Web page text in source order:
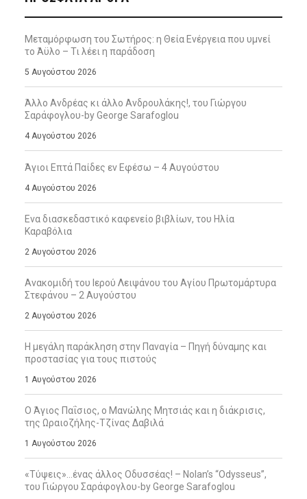
Μεταμόρφωση του Σωτήρος: η Θεία Ενέργεια που υμνεί
το Άϋλο – Τι λέει η παράδοση
5 Αυγούστου 2026
Άλλο Ανδρέας κι άλλο Ανδρουλάκης!, του Γιώργου
Σαράφογλου-by George Sarafoglou
4 Αυγούστου 2026
Άγιοι Επτά Παίδες εν Εφέσω – 4 Αυγούστου
4 Αυγούστου 2026
Ενα διασκεδαστικό καφενείο βιβλίων, του Ηλία
Καραβόλια
2 Αυγούστου 2026
Ανακομιδή του Ιερού Λειψάνου του Αγίου Πρωτομάρτυρα
Στεφάνου – 2 Αυγούστου
2 Αυγούστου 2026
Η μεγάλη παράκληση στην Παναγία – Πηγή δύναμης και
προστασίας για τους πιστούς
1 Αυγούστου 2026
Ο Άγιος Παΐσιος, ο Μανώλης Μητσιάς και η διάκρισις,
της Ωραιοζήλης-Τζίνας Δαβιλά
1 Αυγούστου 2026
«Τύψεις»…ένας άλλος Οδυσσέας! – Nolan’s “Odysseus”,
του Γιώργου Σαράφογλου-by George Sarafoglou